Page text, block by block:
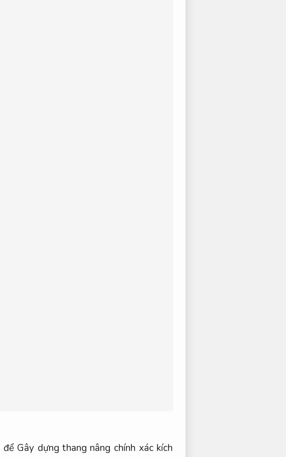
để Gây dựng thang nâng chính xác kích